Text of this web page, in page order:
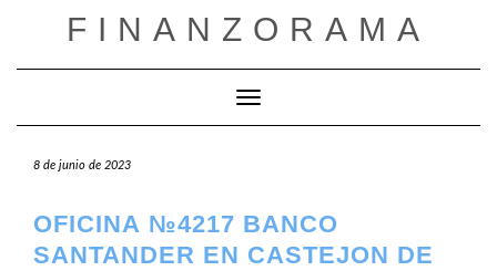
FINANZORAMA
Cambiar modo de navegación
8 de junio de 2023
OFICINA №4217 BANCO
SANTANDER EN CASTEJON DE